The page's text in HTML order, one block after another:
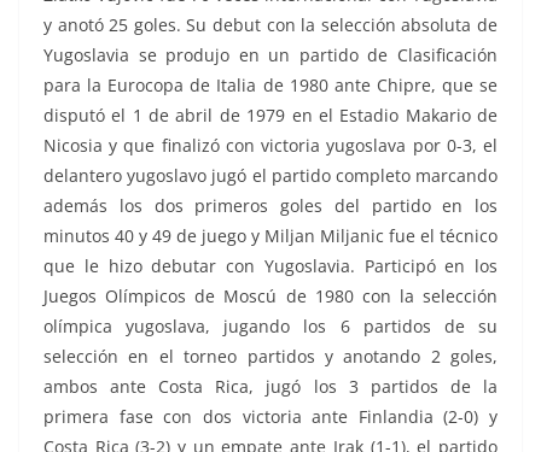
y anotó 25 goles. Su debut con la selección absoluta de
Yugoslavia se produjo en un partido de Clasificación
para la Eurocopa de Italia de 1980 ante Chipre, que se
disputó el 1 de abril de 1979 en el Estadio Makario de
Nicosia y que finalizó con victoria yugoslava por 0-3, el
delantero yugoslavo jugó el partido completo marcando
además los dos primeros goles del partido en los
minutos 40 y 49 de juego y Miljan Miljanic fue el técnico
que le hizo debutar con Yugoslavia. Participó en los
Juegos Olímpicos de Moscú de 1980 con la selección
olímpica yugoslava, jugando los 6 partidos de su
selección en el torneo partidos y anotando 2 goles,
ambos ante Costa Rica, jugó los 3 partidos de la
primera fase con dos victoria ante Finlandia (2-0) y
Costa Rica (3-2) y un empate ante Irak (1-1), el partido